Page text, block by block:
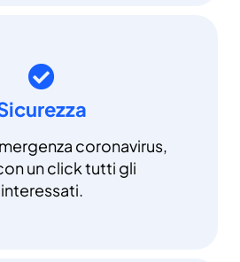
coronavirus,
un click tutti gli
interessati.